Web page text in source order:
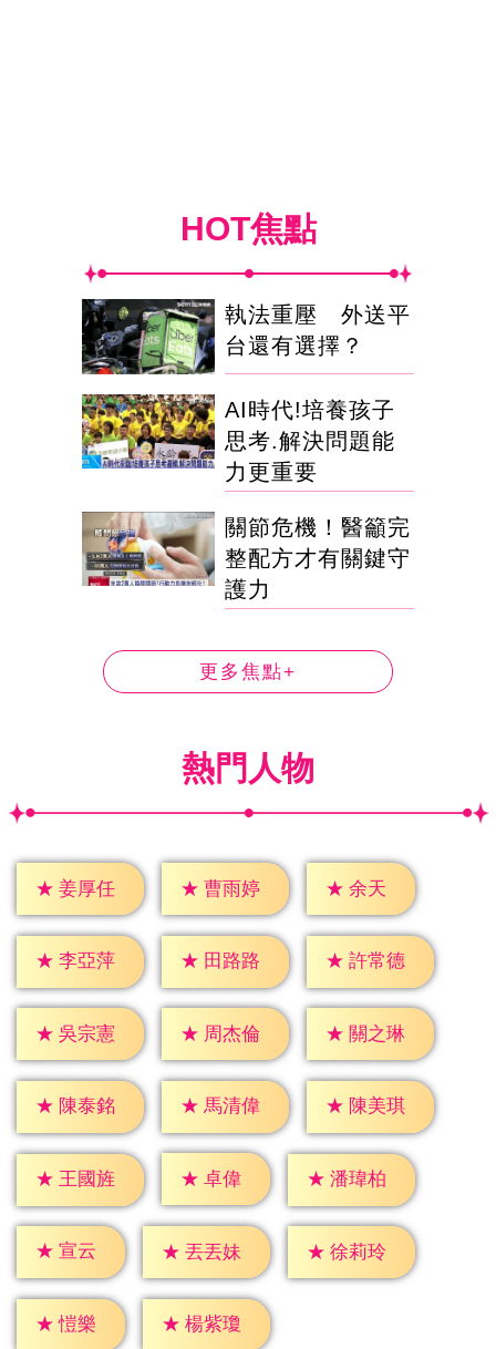
HOT焦點
執法重壓 外送平
台還有選擇？
AI時代!培養孩子
思考.解決問題能
力更重要
關節危機！醫籲完
整配方才有關鍵守
護力
更多焦點+
熱門人物
★ 姜厚任 ★ 曹雨婷 ★ 余天
★ 李亞萍 ★ 田路路 ★ 許常德
★ 吳宗憲 ★ 周杰倫 ★ 關之琳
★ 陳泰銘 ★ 馬清偉 ★ 陳美琪
★ 王國旌 ★ 卓偉 ★ 潘瑋柏
★ 宣云 ★ 丟丟妹 ★ 徐莉玲
★ 愷樂 ★ 楊紫瓊